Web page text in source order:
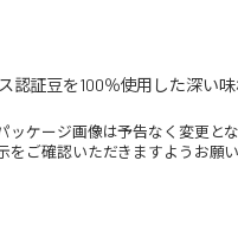
証豆を100％使用した深い味
ケージ画像は予告なく変更と
ご確認いただきますようお願い